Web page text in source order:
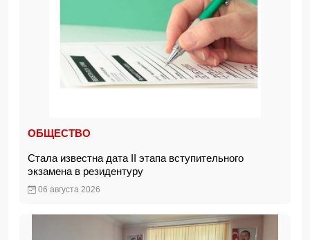
ОБЩЕСТВО
Стала известна дата II этапа вступительного
экзамена в резидентуру
06 августа 2026